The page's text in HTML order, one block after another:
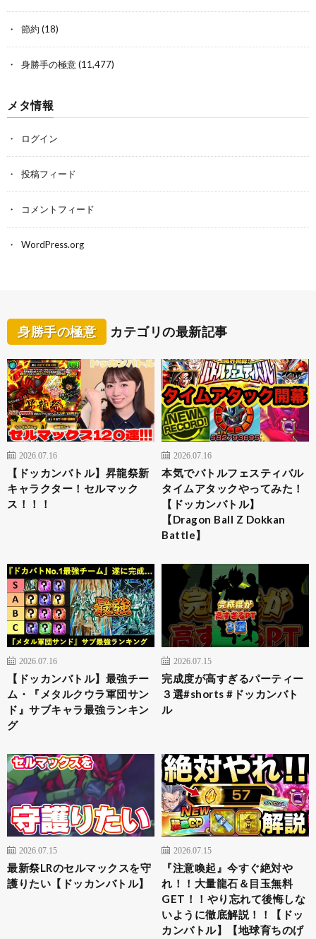
節約 (18)
身勝手の極意(11,477)
メタ情報
ログイン
投稿フィード
コメントフィード
WordPress.org
身勝手の極意 カテゴリの最新記事
2026.07.16
【ドッカンバトル】昇龍祭新
キャラクター！セルマック
ス！！！
2026.07.16
本気でバトルフェスティバル
タイムアタックやってみた！
【ドッカンバトル】
【Dragon Ball Z Dokkan
Battle】
2026.07.16
【ドッカンバトル】最強チー
ム・『メタルクウラ軍団サン
ド』サブキャラ最強ランキン
グ
2026.07.15
完成度が高すぎるパーティー
３選#shorts #ドッカンバト
ル
2026.07.15
最新祭LRのセルマックスを守
護りたい【ドッカンバトル】
2026.07.15
『注意喚起』今すぐ絶対や
れ！！大量龍石＆目玉無料
GET！！やり忘れて後悔しな
いように徹底解説！！【ドッ
カンバトル】【地球育ちのげ